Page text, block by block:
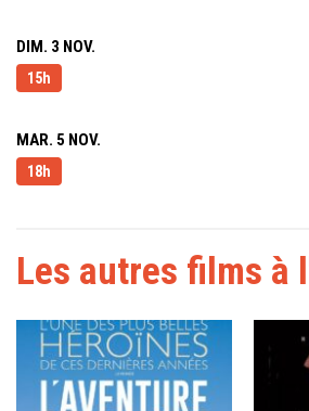
DIM. 3 NOV.
15h
MAR. 5 NOV.
18h
Les autres films à